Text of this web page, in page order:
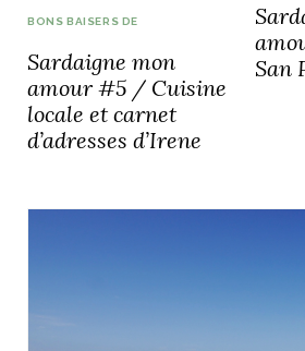
BONS BAISERS DE
Sardaigne mon
amour #5 / Cuisine
locale et carnet
d’adresses d’Irene
San